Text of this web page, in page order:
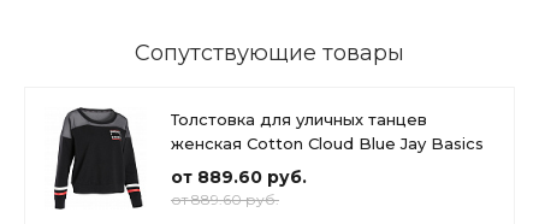
Сопутствующие товары
Толстовка для уличных танцев
женская Cotton Cloud Blue Jay Basics
от 889.60 руб.
от 889.60 руб.